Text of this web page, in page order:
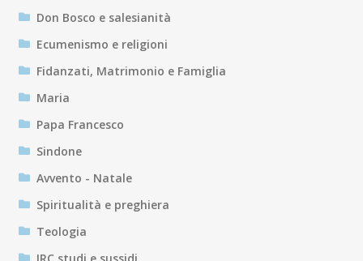
Don Bosco e salesianità
Ecumenismo e religioni
Fidanzati, Matrimonio e Famiglia
Maria
Papa Francesco
Sindone
Avvento - Natale
Spiritualità e preghiera
Teologia